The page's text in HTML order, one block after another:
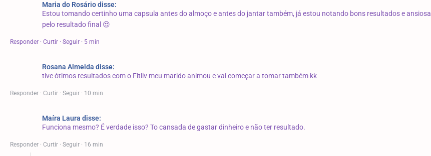
Maria do Rosário disse:
Estou tomando certinho uma capsula antes do almoço e antes do jantar também, já estou notando bons resultados e ansiosa
pelo resultado final 😍
Responder · Curtir · Seguir · 5 min
Rosana Almeida disse:
tive ótimos resultados com o Fitliv meu marido animou e vai começar a tomar também kk
Responder · Curtir · Seguir · 10 min
Maíra Laura disse:
Funciona mesmo? É verdade isso? To cansada de gastar dinheiro e não ter resultado.
Responder · Curtir · Seguir · 16 min